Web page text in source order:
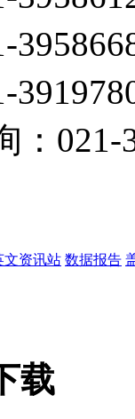
：021-
文资讯站 数据报告
载